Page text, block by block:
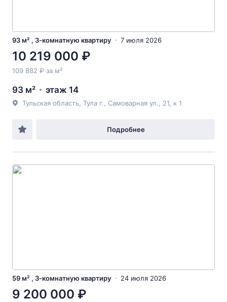
93 м² , 3-комнатную квартиру 7 июля 2026
10 219 000 ₽
109 882 ₽ за м²
93 м² этаж 14
Тульская область, Тула г., Самоварная ул., 21, к 1
Подробнее
59 м² , 3-комнатную квартиру 24 июля 2026
9 200 000 ₽